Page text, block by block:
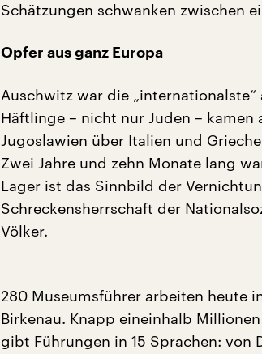
Schätzungen schwanken zwischen
Opfer aus ganz Europa
Auschwitz war die
Häftlinge – nicht nur Juden – kamen
Jugoslawien über Italien und
Zwei Jahre und zehn Monate lang
Lager ist das Sinnbild der
Schreckensherrschaft der
Völker.
280 Museumsführer arbeiten heute
Birkenau. Knapp eineinhalb
gibt Führungen in 15 Sprachen: von